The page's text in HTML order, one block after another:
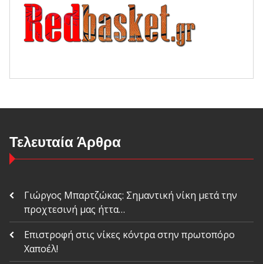
Τελευταία Άρθρα
Γιώργος Μπαρτζώκας: Σημαντική νίκη μετά την
προχτεσινή μας ήττα…
Επιστροφή στις νίκες κόντρα στην πρωτοπόρο
Χαποέλ!